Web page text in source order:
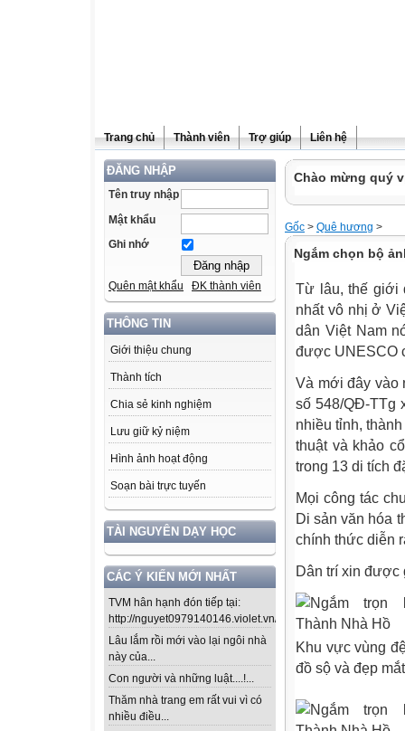
Trang chủ Thành viên Trợ giúp Liên hệ
ĐĂNG NHẬP
Tên truy nhập
Mật khẩu
Ghi nhớ
Quên mật khẩu ĐK thành viên
THÔNG TIN
Giới thiệu chung
Thành tích
Chia sẻ kinh nghiệm
Lưu giữ kỷ niệm
Hình ảnh hoạt động
Soạn bài trực tuyến
TÀI NGUYÊN DẠY HỌC
CÁC Ý KIẾN MỚI NHẤT
TVM hân hạnh đón tiếp tại:
http://nguyet0979140146.violet.vn/...
Lâu lắm rồi mới vào lại ngôi nhà
này của...
Con người và những luật....!...
Thăm nhà trang em rất vui vì có
nhiều điều...
Chào mừng quý
Gốc > Quê hương >
Ngắm chọn bộ
Từ lâu, thế giới
nhất vô nhị ở
dân Việt Nam
được UNESCO
Và mới đây vào
số 548/QĐ-TTg
nhiều tỉnh,
thuật và khảo
trong 13 di tích
Mọi công tác
Di sản văn hóa
chính thức diễn
Dân trí xin
Khu vực vùng
đồ sộ và đẹp